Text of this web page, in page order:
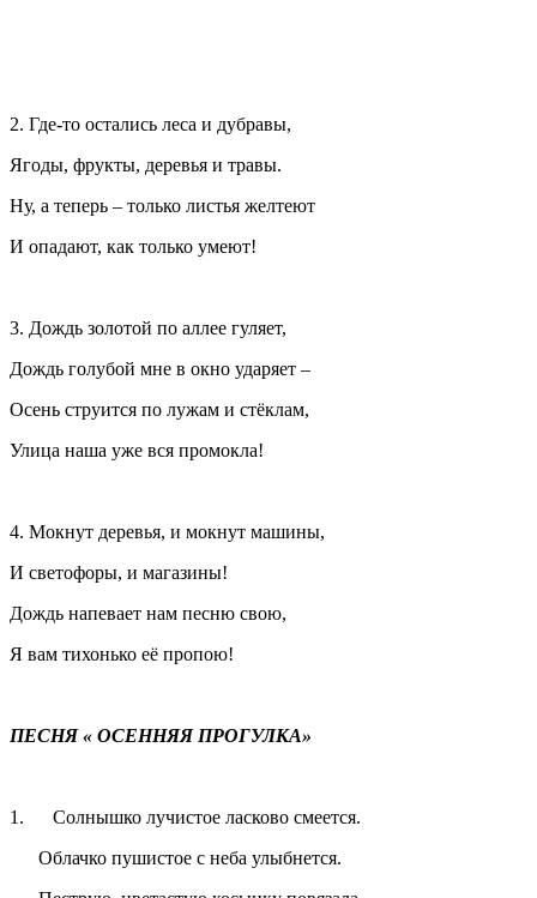
2. Где-то остались леса и дубравы,
Ягоды, фрукты, деревья и травы.
Ну, а теперь – только листья желтеют
И опадают, как только умеют!
3. Дождь золотой по аллее гуляет,
Дождь голубой мне в окно ударяет –
Осень струится по лужам и стёклам,
Улица наша уже вся промокла!
4. Мокнут деревья, и мокнут машины,
И светофоры, и магазины!
Дождь напевает нам песню свою,
Я вам тихонько её пропою!
ПЕСНЯ « ОСЕННЯЯ ПРОГУЛКА»
1. Солнышко лучистое ласково смеется.
Облачко пушистое с неба улыбнется.